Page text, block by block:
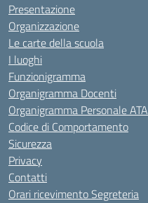
Presentazione
Organizzazione
Le carte della scuola
I luoghi
Funzionigramma
Organigramma Docenti
Organigramma Personale ATA
Codice di Comportamento
Sicurezza
Privacy
Contatti
Orari ricevimento Segreteria